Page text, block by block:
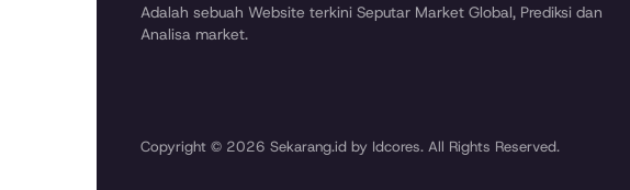
Adalah sebuah Website terkini Seputar Market Global, Prediksi dan
Analisa market.
Copyright © 2026 Sekarang.id by Idcores. All Rights Reserved.